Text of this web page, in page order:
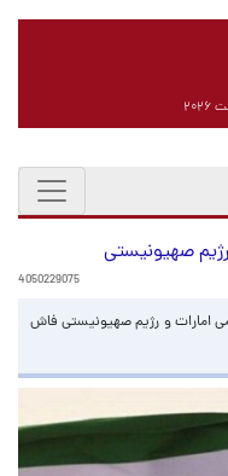
صهیونیستی
4050229075
امارات و رژیم صهیونیستی فاش